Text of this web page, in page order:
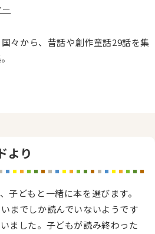
々から、昔話や創作童話29話を集
より
子どもと一緒に本を選びます。
までしか読んでいないようです
ました。子どもが読み終わった